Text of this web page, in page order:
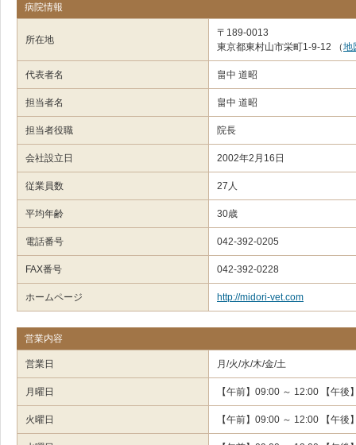
病院情報
所在地
〒189-0013
東京都東村山市栄町1-9-12
（地
代表者名 畠中 道昭
担当者名 畠中 道昭
担当者役職 院長
会社設立日 2002年2月16日
従業員数 27人
平均年齢 30歳
電話番号 042-392-0205
FAX番号 042-392-0228
ホームページ http://midori-vet.com
営業内容
営業日 月/火/水/木/金/土
月曜日 【午前】09:00 ～ 12:00 【午後
火曜日 【午前】09:00 ～ 12:00 【午後